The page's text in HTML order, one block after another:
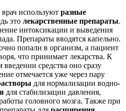
используют разные
это лекарственные препараты.
интоксикации и выведения
Препараты вводятся капельно.
попали в организм, а пациент
что принимает лекарства. К
средства оно сразу
отмечается уже через пару
для нормализации водно-
для стабилизации давления,
головного мозга. Также при